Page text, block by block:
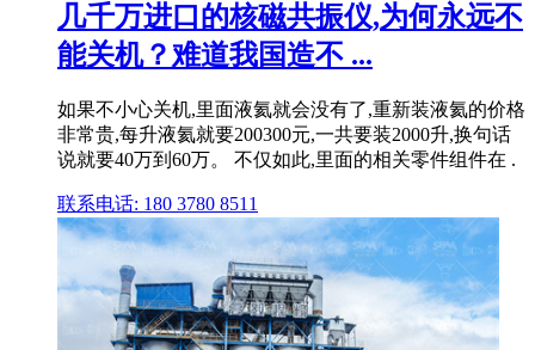
几千万进口的核磁共振仪,为何永远不
能关机？难道我国造不 ...
如果不小心关机,里面液氦就会没有了,重新装液氦的价格
非常贵,每升液氦就要200300元,一共要装2000升,换句话
说就要40万到60万。 不仅如此,里面的相关零件组件在 .
联系电话: 180 3780 8511